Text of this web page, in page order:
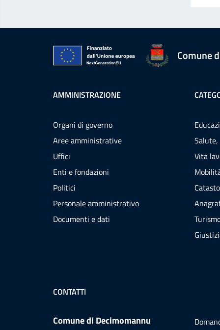
Comune
AMMINISTRAZIONE
Organi di governo
Aree amministrative
Uffici
Enti e fondazioni
Politici
Personale amministrativo
Documenti e dati
Salute,
Vita
CONTATTI
Comune di Decimomannu